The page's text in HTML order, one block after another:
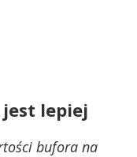
lepiej
bufora na